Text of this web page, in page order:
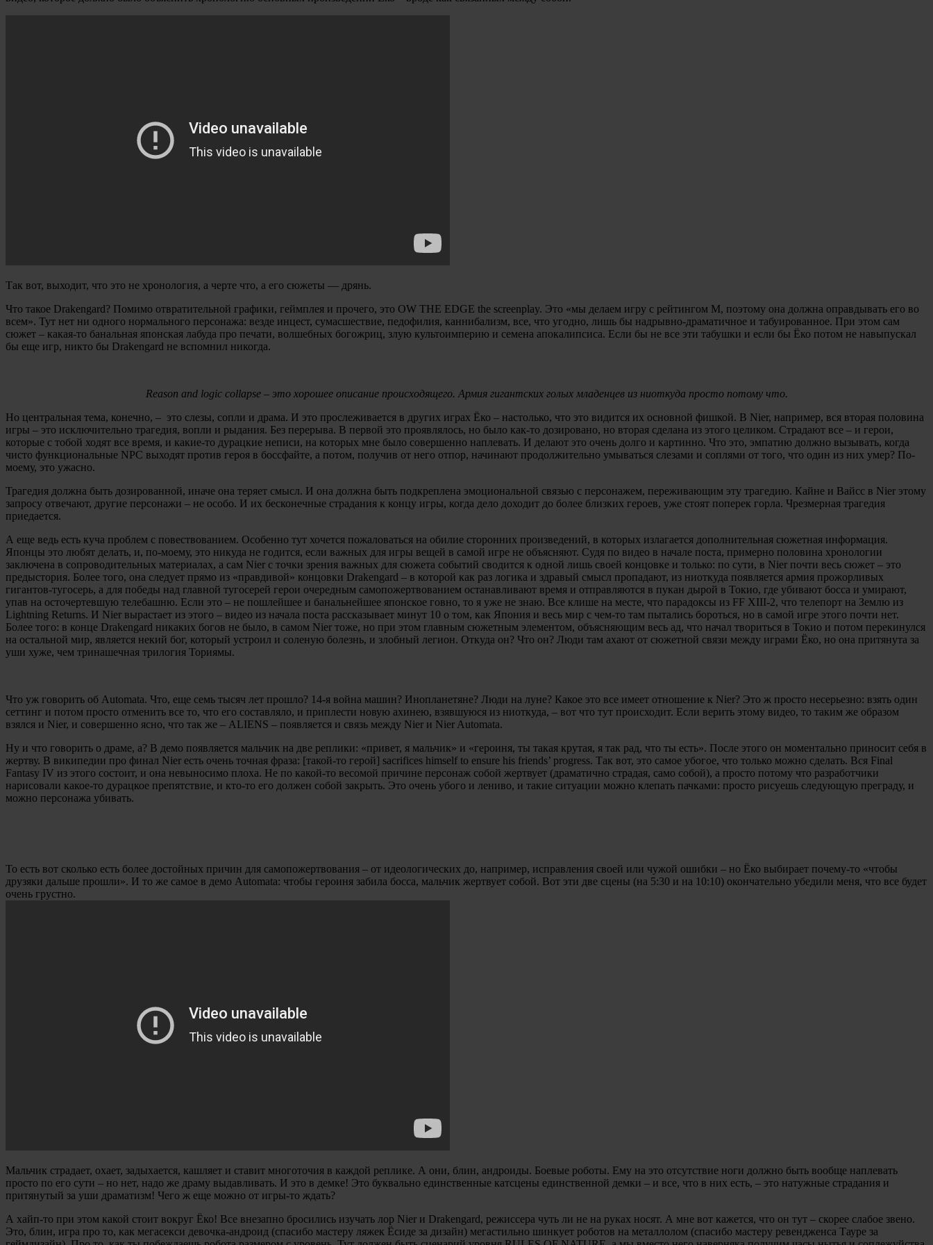
Так вот, выходит, что это не хронология, а черте что, а его сюжеты — дрянь.
Что такое Drakengard? Помимо отвратительной графики, геймплея и прочего, это OW THE EDGE the screenplay. Это «мы делаем игру с рейтингом М, поэтому она должна оправдывать его во
всем». Тут нет ни одного нормального персонажа: везде инцест, сумасшествие, педофилия, каннибализм, все, что угодно, лишь бы надрывно-драматичное и табуированное. При этом сам
сюжет – какая-то банальная японская лабуда про печати, волшебных богожриц, злую культоимперию и семена апокалипсиса. Если бы не все эти табушки и если бы Ёко потом не навыпускал
бы еще игр, никто бы Drakengard не вспомнил никогда.
Reason and logic collapse – это хорошее описание происходящего. Армия гигантских голых младенцев из ниоткуда просто потому что.
Но центральная тема, конечно, – это слезы, сопли и драма. И это прослеживается в других играх Ёко – настолько, что это видится их основной фишкой. В Nier, например, вся вторая половина
игры – это исключительно трагедия, вопли и рыдания. Без перерыва. В первой это проявлялось, но было как-то дозировано, но вторая сделана из этого целиком. Страдают все – и герои,
которые с тобой ходят все время, и какие-то дурацкие неписи, на которых мне было совершенно наплевать. И делают это очень долго и картинно. Что это, эмпатию должно вызывать, когда
чисто функциональные NPC выходят против героя в боссфайте, а потом, получив от него отпор, начинают продолжительно умываться слезами и соплями от того, что один из них умер? По-
моему, это ужасно.
Трагедия должна быть дозированной, иначе она теряет смысл. И она должна быть подкреплена эмоциональной связью с персонажем, переживающим эту трагедию. Кайне и Вайсс в Nier этому
запросу отвечают, другие персонажи – не особо. И их бесконечные страдания к концу игры, когда дело доходит до более близких героев, уже стоят поперек горла. Чрезмерная трагедия
приедается.
А еще ведь есть куча проблем с повествованием. Особенно тут хочется пожаловаться на обилие сторонних произведений, в которых излагается дополнительная сюжетная информация.
Японцы это любят делать, и, по-моему, это никуда не годится, если важных для игры вещей в самой игре не объясняют. Судя по видео в начале поста, примерно половина хронологии
заключена в сопроводительных материалах, а сам Nier с точки зрения важных для сюжета событий сводится к одной лишь своей концовке и только: по сути, в Nier почти весь сюжет – это
предыстория. Более того, она следует прямо из «правдивой» концовки Drakengard – в которой как раз логика и здравый смысл пропадают, из ниоткуда появляется армия прожорливых
гигантов-тугосерь, а для победы над главной тугосерей герои очередным самопожертвованием останавливают время и отправляются в пукан дырой в Токио, где убивают босса и умирают,
упав на осточертевшую телебашню. Если это – не пошлейшее и банальнейшее японское говно, то я уже не знаю. Все клише на месте, что парадоксы из FF XIII-2, что телепорт на Землю из
Lightning Returns. И Nier вырастает из этого – видео из начала поста рассказывает минут 10 о том, как Япония и весь мир с чем-то там пытались бороться, но в самой игре этого почти нет.
Более того: в конце Drakengard никаких богов не было, в самом Nier тоже, но при этом главным сюжетным элементом, объясняющим весь ад, что начал твориться в Токио и потом перекинулся
на остальной мир, является некий бог, который устроил и соленую болезнь, и злобный легион. Откуда он? Что он? Люди там ахают от сюжетной связи между играми Ёко, но она притянута за
уши хуже, чем тринашечная трилогия Ториямы.
Что уж говорить об Automata. Что, еще семь тысяч лет прошло? 14-я война машин? Инопланетяне? Люди на луне? Какое это все имеет отношение к Nier? Это ж просто несерьезно: взять один
сеттинг и потом просто отменить все то, что его составляло, и приплести новую ахинею, взявшуюся из ниоткуда, – вот что тут происходит. Если верить этому видео, то таким же образом
взялся и Nier, и совершенно ясно, что так же – ALIENS – появляется и связь между Nier и Nier Automata.
Ну и что говорить о драме, а? В демо появляется мальчик на две реплики: «привет, я мальчик» и «героиня, ты такая крутая, я так рад, что ты есть». После этого он моментально приносит себя в
жертву. В википедии про финал Nier есть очень точная фраза: [такой-то герой] sacrifices himself to ensure his friends’ progress. Так вот, это самое убогое, что только можно сделать. Вся Final
Fantasy IV из этого состоит, и она невыносимо плоха. Не по какой-то весомой причине персонаж собой жертвует (драматично страдая, само собой), а просто потому что разработчики
нарисовали какое-то дурацкое препятствие, и кто-то его должен собой закрыть. Это очень убого и лениво, и такие ситуации можно клепать пачками: просто рисуешь следующую преграду, и
можно персонажа убивать.
То есть вот сколько есть более достойных причин для самопожертвования – от идеологических до, например, исправления своей или чужой ошибки – но Ёко выбирает почему-то «чтобы
друзяки дальше прошли». И то же самое в демо Automata: чтобы героиня забила босса, мальчик жертвует собой. Вот эти две сцены (на 5:30 и на 10:10) окончательно убедили меня, что все будет
очень грустно.
Мальчик страдает, охает, задыхается, кашляет и ставит многоточия в каждой реплике. А они, блин, андроиды. Боевые роботы. Ему на это отсутствие ноги должно быть вообще наплевать
просто по его сути – но нет, надо же драму выдавливать. И это в демке! Это буквально единственные катсцены единственной демки – и все, что в них есть, – это натужные страдания и
притянутый за уши драматизм! Чего ж еще можно от игры-то ждать?
А хайп-то при этом какой стоит вокруг Ёко! Все внезапно бросились изучать лор Nier и Drakengard, режиссера чуть ли не на руках носят. А мне вот кажется, что он тут – скорее слабое звено.
Это, блин, игра про то, как мегасекси девочка-андроид (спасибо мастеру ляжек Ёсиде за дизайн) мегастильно шинкует роботов на металлолом (спасибо мастеру ревендженса Тауре за